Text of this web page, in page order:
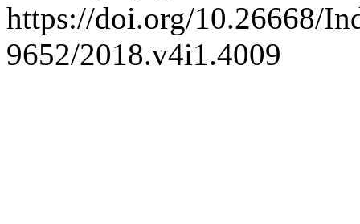
https://doi.org/10.26668/
9652/2018.v4i1.4009